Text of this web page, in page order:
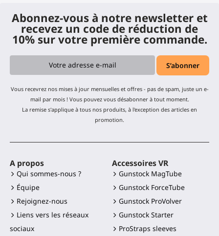
Abonnez-vous à notre newsletter et
recevez un code de réduction de
10% sur votre première commande.
Vous recevrez nos mises à jour mensuelles et offres - pas de spam, juste un e-
mail par mois ! Vous pouvez vous désabonner à tout moment.
La remise s'applique à tous nos produits, à l'exception des articles en
promotion.
A propos
Qui sommes-nous ?
Équipe
Rejoignez-nous
Liens vers les réseaux
sociaux
Accessoires VR
Gunstock MagTube
Gunstock ForceTube
Gunstock ProVolver
Gunstock Starter
ProStraps sleeves